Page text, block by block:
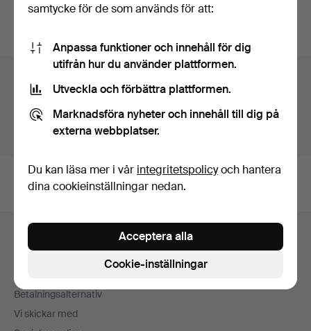
Du söker i vårt arkiv över avslutade auktioner.
Visa pågående auktioner istället.
Sidfotsnavigation
Betalningsalternativ
Vi skickar med
samtycke för de som används för att:
Anpassa funktioner och innehåll för dig
utifrån hur du använder plattformen.
Utveckla och förbättra plattformen.
Marknadsföra nyheter och innehåll till dig på
externa webbplatser.
Du kan läsa mer i vår integritetspolicyoch hantera
dina cookieinställningar nedan.
Cookie-inställningar
Acceptera alla